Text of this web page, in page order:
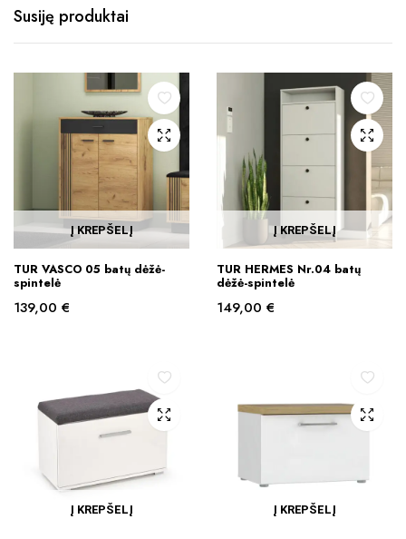
Susiję produktai
Į KREPŠELĮ
TUR VASCO 05 batų dėžė-
spintelė
139,00 €
Į KREPŠELĮ
TUR HERMES Nr.04 batų
dėžė-spintelė
149,00 €
Į KREPŠELĮ Į KREPŠELĮ